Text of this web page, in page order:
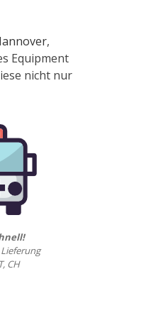
,
Equipment
nicht nur
CH